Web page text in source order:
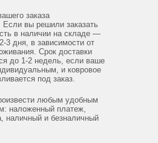
заказа
вы решили заказать
в наличии на складе —
3 дня, в зависимости от
Срок доставки
до 1-2 недель, если ваше
и ковровое
под заказ.
любым удобным
наложенный платеж,
наличный и безналичный